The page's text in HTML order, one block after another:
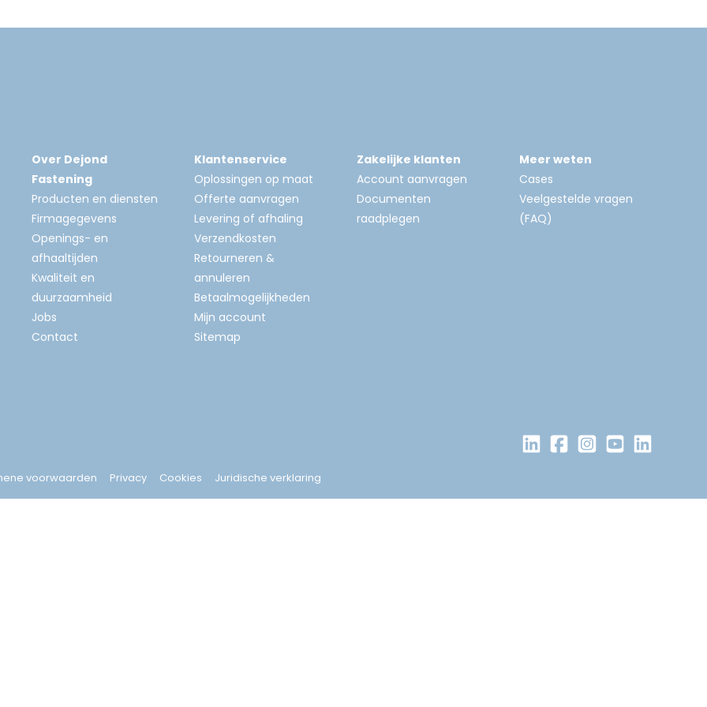
Over Dejond
Fastening
Producten en diensten
Firmagegevens
Openings- en
afhaaltijden
Kwaliteit en
duurzaamheid
Jobs
Contact
Klantenservice
Oplossingen op maat
Offerte aanvragen
Levering of afhaling
Verzendkosten
Retourneren &
annuleren
Betaalmogelijkheden
Mijn account
Sitemap
Zakelijke klanten
Account aanvragen
Documenten
raadplegen
Meer weten
Cases
Veelgestelde vragen
(FAQ)
voorwaarden Privacy Cookies Juridische verklaring